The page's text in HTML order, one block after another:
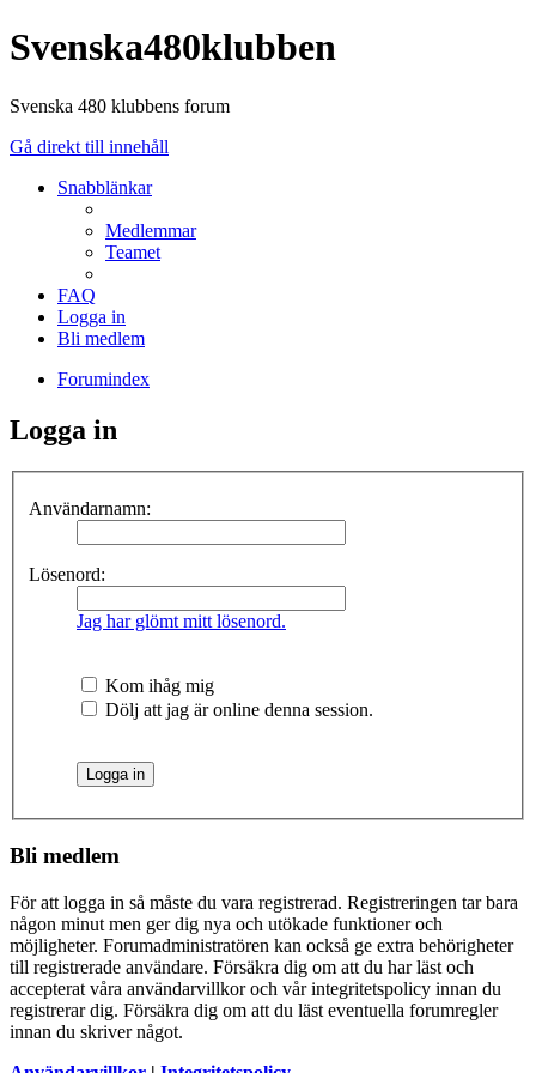
Svenska480klubben
Svenska 480 klubbens forum
Gå direkt till innehåll
Snabblänkar
Medlemmar
Teamet
FAQ
Logga in
Bli medlem
Forumindex
Logga in
Användarnamn:
Lösenord:
Jag har glömt mitt lösenord.
Kom ihåg mig
Dölj att jag är online denna session.
Bli medlem
För att logga in så måste du vara registrerad. Registreringen tar bara
någon minut men ger dig nya och utökade funktioner och
möjligheter. Forumadministratören kan också ge extra behörigheter
till registrerade användare. Försäkra dig om att du har läst och
accepterat våra användarvillkor och vår integritetspolicy innan du
registrerar dig. Försäkra dig om att du läst eventuella forumregler
innan du skriver något.